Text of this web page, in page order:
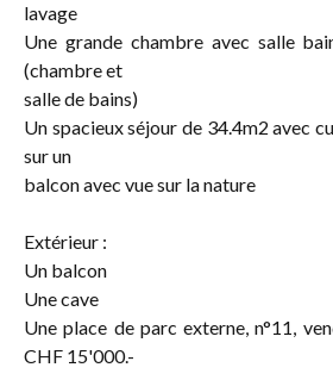
lavage
Une grande chambre avec salle
(chambre et
salle de bains)
Un spacieux séjour de 34.4m2 avec
sur un
balcon avec vue sur la nature
Extérieur :
Un balcon
Une cave
Une place de parc externe, n°11,
CHF 15'000.-